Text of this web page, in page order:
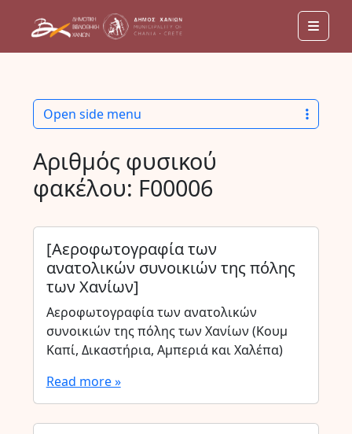
Αριθμός φυσικού
φακέλου: F00006
[Αεροφωτογραφία των
ανατολικών συνοικιών της πόλης
των Χανίων]
Αεροφωτογραφία των ανατολικών
συνοικιών της πόλης των Χανίων (Κουμ
Καπί, Δικαστήρια, Αμπεριά και Χαλέπα)
Read more »
Open side menu